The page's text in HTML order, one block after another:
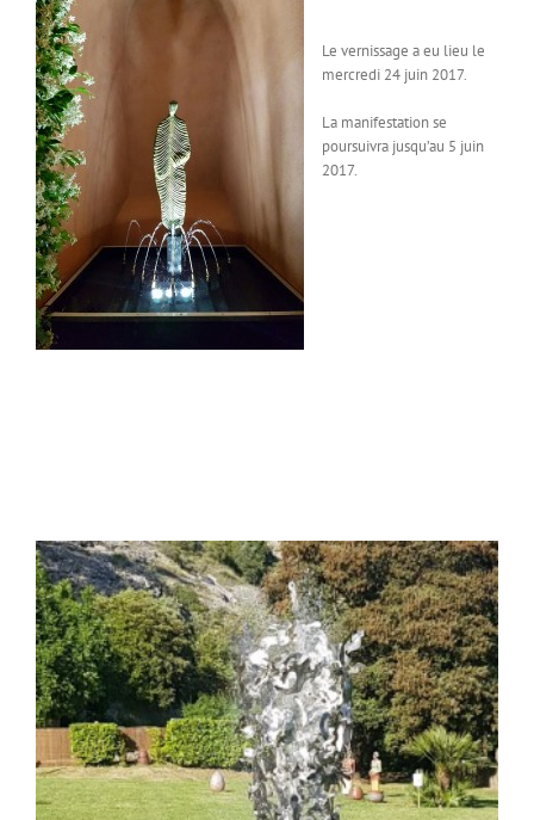
Le vernissage a eu lieu le
mercredi 24 juin 2017.
La manifestation se
poursuivra jusqu’au 5 juin
2017.